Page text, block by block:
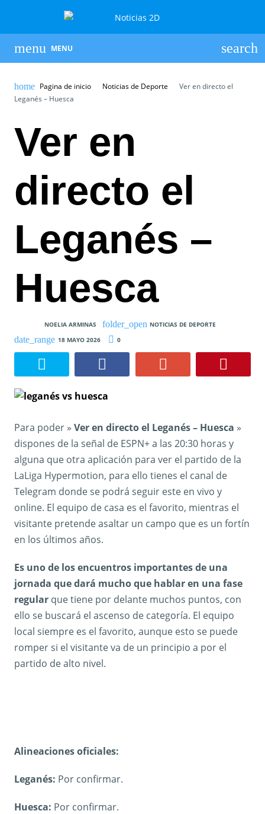
MENU
Pagina de inicio Noticias de Deporte
Ver en directo el
Leganés – Huesca
Ver en
directo el
Leganés –
Huesca
NOELIA ARMINAS
NOTICIAS DE DEPORTE
18 MAYO 2026
0
Para poder » Ver en directo el Leganés – Huesca »
dispones de la señal de ESPN+ a las 20:30 horas y
alguna que otra aplicación para ver el partido de la
LaLiga Hypermotion, para ello tienes el canal de
Telegram donde se podrá seguir este en vivo y
online. El equipo de casa es el favorito, mientras el
visitante pretende asaltar un campo que es un fortín
en los últimos años.
Es uno de los encuentros importantes de una
jornada que dará mucho que hablar en una fase
regular que tiene por delante muchos puntos, con
ello se buscará el ascenso de categoría. El equipo
local siempre es el favorito, aunque esto se puede
romper si el visitante va de un principio a por el
partido de alto nivel.
Alineaciones oficiales:
Leganés: Por confirmar.
Huesca: Por confirmar.